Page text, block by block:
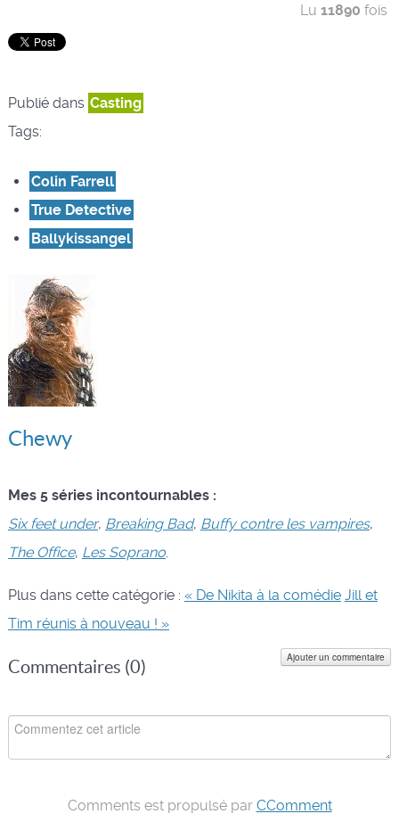
Lu11890 fois
Publié dans Casting
Tags:
Colin Farrell
True Detective
Ballykissangel
Chewy
Mes 5 séries incontournables :
Six feet under, Breaking Bad, Buffy contre les vampires,
The Office, Les Soprano.
Plus dans cette catégorie : « De Nikita à la comédie Jill et
Tim réunis à nouveau ! »
Commentaires (0)
Ajouter un commentaire
Comments est propulsé par CComment